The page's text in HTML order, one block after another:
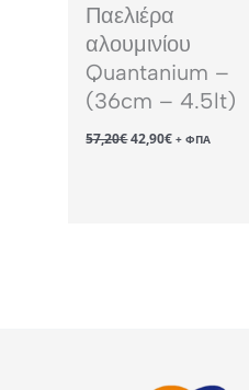
Παελιέρα
αλουμινίου
Quantanium –
(36cm – 4.5lt)
57,20€ Original
price
42,90€Η+ ΦΠΑ